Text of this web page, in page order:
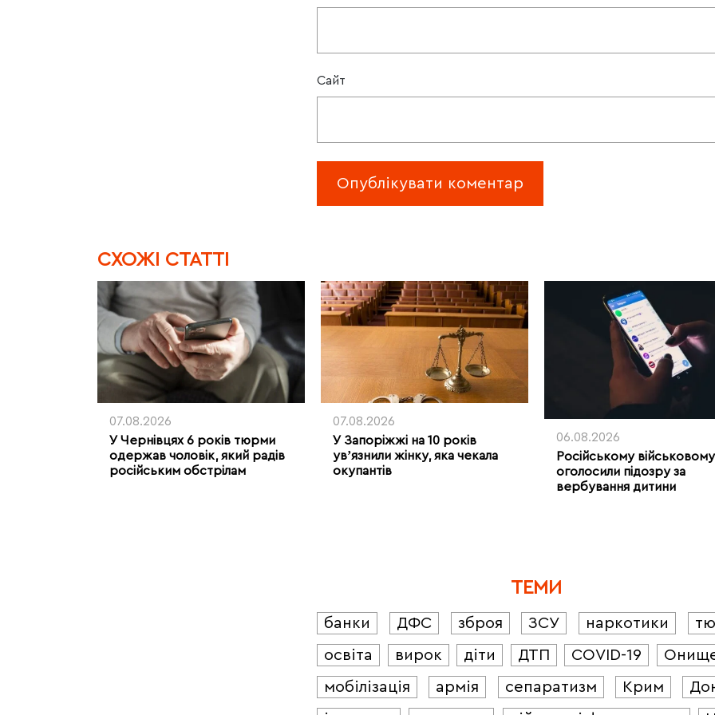
Сайт
CХОЖІ СТАТТІ
07.08.2026
У Чернівцях 6 років тюрми
одержав чоловік, який радів
російським обстрілам
07.08.2026
У Запоріжжі на 10 років
увʼязнили жінку, яка чекала
окупантів
06.08.2026
Російському військовому
оголосили підозру за
вербування дитини
ТЕМИ
банки ДФС зброя ЗСУ наркотики
освіта
вирок діти ДТП COVID-19
мобілізація
армія сепаратизм Крим